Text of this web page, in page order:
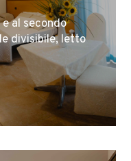
al secondo
divisibile, letto